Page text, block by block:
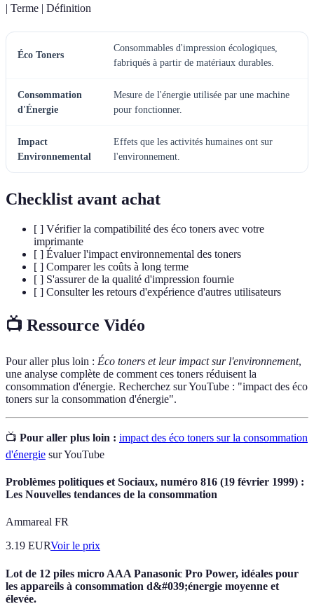
| Terme | Définition
Éco Toners
Consommables d'impression écologiques,
fabriqués à partir de matériaux durables.
Consommation
d'Énergie
Mesure de l'énergie utilisée par une machine
pour fonctionner.
Impact
Environnemental
Effets que les activités humaines ont sur
l'environnement.
Checklist avant achat
[ ] Vérifier la compatibilité des éco toners avec votre
imprimante
[ ] Évaluer l'impact environnemental des toners
[ ] Comparer les coûts à long terme
[ ] S'assurer de la qualité d'impression fournie
[ ] Consulter les retours d'expérience d'autres utilisateurs
📺 Ressource Vidéo
Pour aller plus loin : Éco toners et leur impact sur l'environnement,
une analyse complète de comment ces toners réduisent la
consommation d'énergie. Recherchez sur YouTube : "impact des éco
toners sur la consommation d'énergie".
📺 Pour aller plus loin : impact des éco toners sur la consommation
d'énergie sur YouTube
Problèmes politiques et Sociaux, numéro 816 (19 février 1999) :
Les Nouvelles tendances de la consommation
Ammareal FR
3.19 EURVoir le prix
Lot de 12 piles micro AAA Panasonic Pro Power, idéales pour
les appareils à consommation d&#039;énergie moyenne et
élevée.